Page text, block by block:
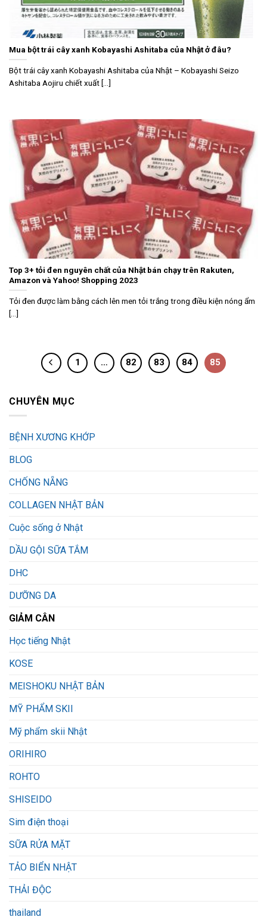
Mua bột trái cây xanh Kobayashi Ashitaba của Nhật ở đâu?
Bột trái cây xanh Kobayashi Ashitaba của Nhật – Kobayashi Seizo
Ashitaba Aojiru chiết xuất [...]
Top 3+ tỏi đen nguyên chất của Nhật bán chạy trên Rakuten,
Amazon và Yahoo! Shopping 2023
Tỏi đen được làm bằng cách lên men tỏi trắng trong điều kiện nóng ẩm
[...]
1 … 82 83 84 85
CHUYÊN MỤC
BỆNH XƯƠNG KHỚP
BLOG
CHỐNG NẴNG
COLLAGEN NHẬT BẢN
Cuộc sống ở Nhật
DẦU GỘI SỮA TẮM
DHC
DƯỠNG DA
GIẢM CÂN
Học tiếng Nhật
KOSE
MEISHOKU NHẬT BẢN
MỸ PHẨM SKII
Mỹ phẩm skii Nhật
ORIHIRO
ROHTO
SHISEIDO
Sim điện thoại
SỮA RỬA MẶT
TẢO BIỂN NHẬT
THẢI ĐỘC
thailand